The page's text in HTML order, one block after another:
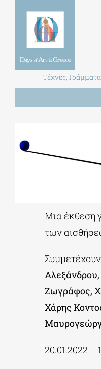
Τέχνες,
ΕΝΤΥΠΗ ΕΚΔΟΣΗ
ΔΙΔΑΚΤΟΡΙΚΑ
ΕΚΠΑΙΔΕΥΤΙΚΑ ΙΔΡΥΜΑΤΑ
ΠΟΛΙΤΙΣΤΙΚΟΙ ΦΟΡΕΙΣ
Μια έκθεση
των
Ζωγράφος,
Χάρης
20.01.2022 –